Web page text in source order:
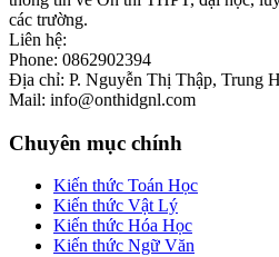
các trường.
Liên hệ:
Phone: 0862902394
Địa chỉ: P. Nguyễn Thị Thập, Trung
Mail: info@onthidgnl.com
Chuyên mục chính
Kiến thức Toán Học
Kiến thức Vật Lý
Kiến thức Hóa Học
Kiến thức Ngữ Văn